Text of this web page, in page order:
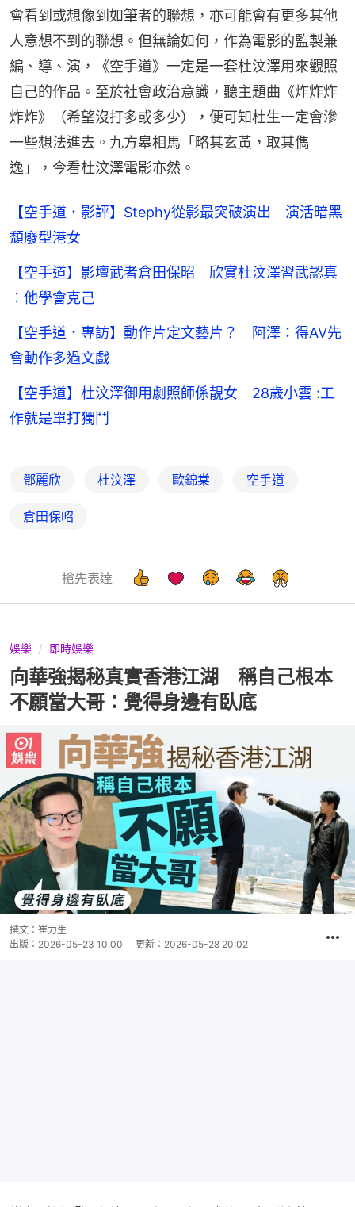
會看到或想像到如筆者的聯想，亦可能會有更多其他
人意想不到的聯想。但無論如何，作為電影的監製兼
編、導、演，《空手道》一定是一套杜汶澤用來觀照
自己的作品。至於社會政治意識，聽主題曲《炸炸炸
炸炸》（希望沒打多或多少），便可知杜生一定會滲
一些想法進去。九方皋相馬「略其玄黃，取其儁
逸」，今看杜汶澤電影亦然。
【空手道．影評】Stephy從影最突破演出 演活暗黑
頹廢型港女
【空手道】影壇武者倉田保昭 欣賞杜汶澤習武認真
︰他學會克己
【空手道．專訪】動作片定文藝片？ 阿澤：得AV先
會動作多過文戲
【空手道】杜汶澤御用劇照師係靚女 28歲小雲 :工
作就是單打獨鬥
鄧麗欣 杜汶澤 歐錦棠 空手道
倉田保昭
搶先表達
娛樂 即時娛樂
向華強揭秘真實香港江湖 稱自己根本
不願當大哥：覺得身邊有臥底
撰文： 崔力生
出版： 2026-05-23 10:00 更新： 2026-05-28 20:02